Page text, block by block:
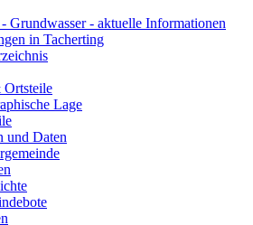
Grundwasser - aktuelle Informationen
in Tacherting
Ortsteile
Lage
und Daten